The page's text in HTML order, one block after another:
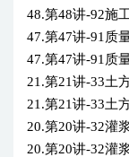
48.第48讲-92施
47.第47讲-91质
47.第47讲-91质
21.第21讲-33土
21.第21讲-33土
20.第20讲-32灌
20.第20讲-32灌